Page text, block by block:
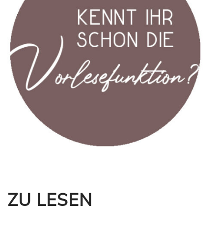
ZU LESEN